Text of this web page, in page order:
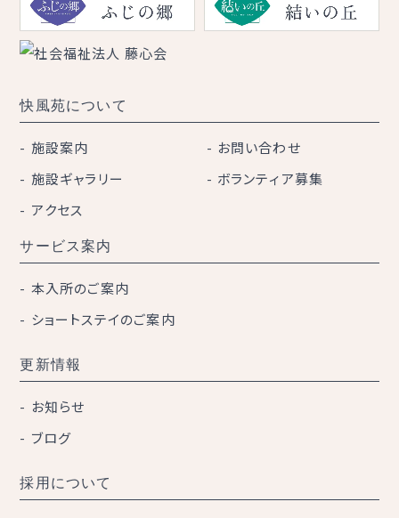
快風苑について
施設案内
施設ギャラリー
アクセス
お問い合わせ
ボランティア募集
サービス案内
本入所のご案内
ショートステイのご案内
更新情報
お知らせ
ブログ
採用について